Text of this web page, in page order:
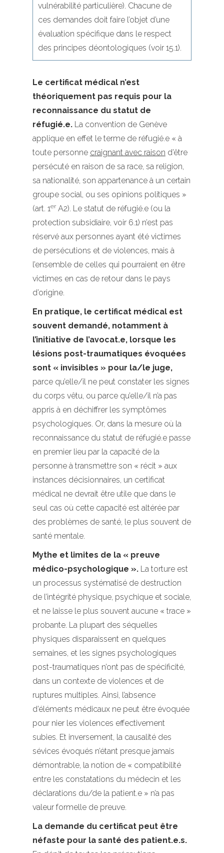
vulnérabilité particulière). Chacune de
ces demandes doit faire l’objet d’une
évaluation spécifique dans le respect
des principes déontologiques (voir 15.1).
Le certificat médical n’est
théoriquement pas requis pour la
reconnaissance du statut de
réfugié.e. La convention de Genève
applique en effet le terme de réfugié.e « à
toute personne craignant avec raison d’être
persécuté en raison de sa race, sa religion,
sa nationalité, son appartenance à un certain
groupe social, ou ses opinions politiques »
(art. 1erA2). Le statut de réfugié.e (ou la
protection subsidiaire, voir 6.1) n’est pas
réservé aux personnes ayant été victimes
de persécutions et de violences, mais à
l’ensemble de celles qui pourraient en être
victimes en cas de retour dans le pays
d’origine.
En pratique, le certificat médical est
souvent demandé, notamment à
l’initiative de l’avocat.e, lorsque les
lésions post-traumatiques évoquées
sont « invisibles » pour la/le juge,
parce qu’elle/il ne peut constater les signes
du corps vêtu, ou parce qu’elle/il n’a pas
appris à en déchiffrer les symptômes
psychologiques. Or, dans la mesure où la
reconnaissance du statut de réfugié.e passe
en premier lieu par la capacité de la
personne à transmettre son « récit » aux
instances décisionnaires, un certificat
médical ne devrait être utile que dans le
seul cas où cette capacité est altérée par
des problèmes de santé, le plus souvent de
santé mentale.
Mythe et limites de la « preuve
médico-psychologique ». La torture est
un processus systématisé de destruction
de l’intégrité physique, psychique et sociale,
et ne laisse le plus souvent aucune « trace »
probante. La plupart des séquelles
physiques disparaissent en quelques
semaines, et les signes psychologiques
post-traumatiques n’ont pas de spécificité,
dans un contexte de violences et de
ruptures multiples. Ainsi, l’absence
d’éléments médicaux ne peut être évoquée
pour nier les violences effectivement
subies. Et inversement, la causalité des
sévices évoqués n’étant presque jamais
démontrable, la notion de « compatibilité
entre les constatations du médecin et les
déclarations du/de la patient.e » n’a pas
valeur formelle de preuve.
La demande du certificat peut être
néfaste pour la santé des patient.e.s.